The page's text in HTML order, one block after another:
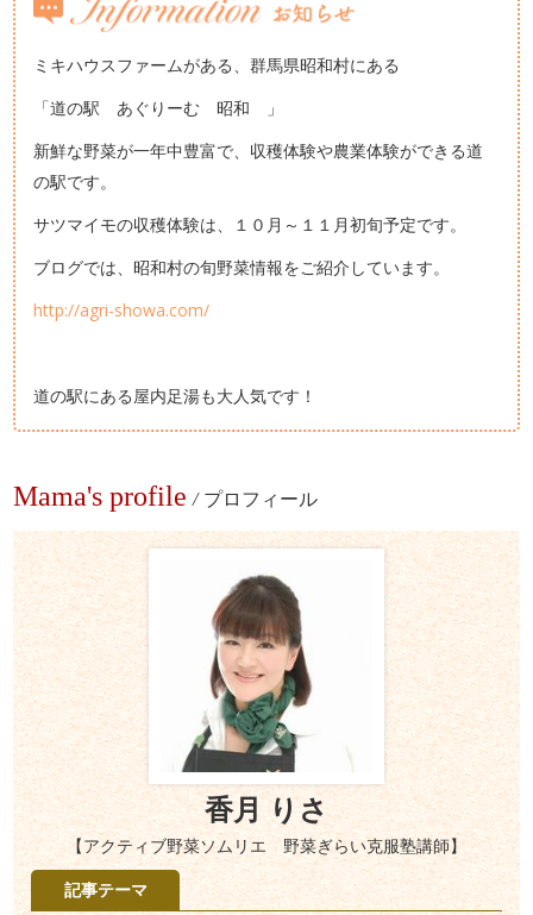
ミキハウスファームがある、群馬県昭和村にある
「道の駅 あぐりーむ 昭和 」
新鮮な野菜が一年中豊富で、収穫体験や農業体験ができる道
の駅です。
サツマイモの収穫体験は、１０月～１１月初旬予定です。
ブログでは、昭和村の旬野菜情報をご紹介しています。
http://agri-showa.com/
道の駅にある屋内足湯も大人気です！
Mama's profile / プロフィール
香月 りさ
【アクティブ野菜ソムリエ 野菜ぎらい克服塾講師】
記事テーマ